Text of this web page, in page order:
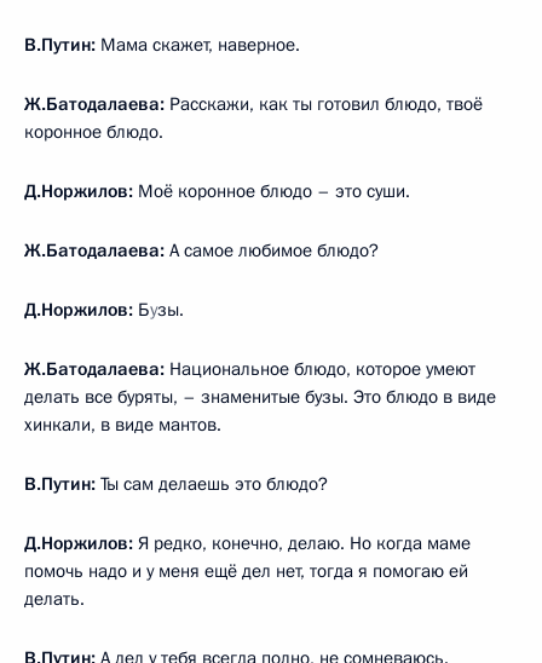
В.Путин: Мама скажет, наверное.
Ж.Батодалаева: Расскажи, как ты готовил блюдо, твоё
коронное блюдо.
Д.Норжилов: Моё коронное блюдо – это суши.
Ж.Батодалаева: А самое любимое блюдо?
Д.Норжилов: Бузы.
Ж.Батодалаева: Национальное блюдо, которое умеют
делать все буряты, – знаменитые бузы. Это блюдо в виде
хинкали, в виде мантов.
В.Путин: Ты сам делаешь это блюдо?
Д.Норжилов: Я редко, конечно, делаю. Но когда маме
помочь надо и у меня ещё дел нет, тогда я помогаю ей
делать.
В.Путин: А дел у тебя всегда полно, не сомневаюсь.